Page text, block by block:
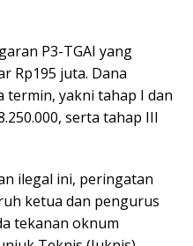
P3-TGAI yang
Rp195 juta. Dana
termin, yakni tahap I dan
serta tahap III
ilegal ini, peringatan
ketua dan pengurus
tekanan oknum